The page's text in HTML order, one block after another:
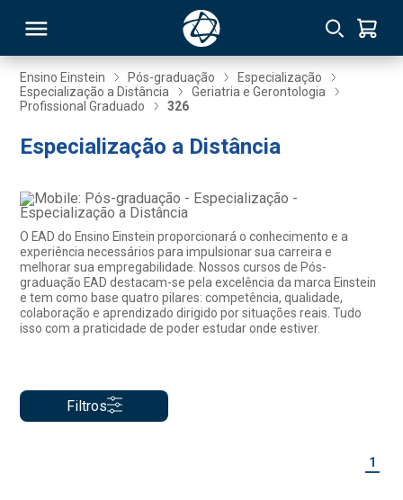
Ensino Einstein Pós-graduação
Especialização
Especialização a Distância
Geriatria e Gerontologia
Profissional Graduado
326
Especialização a Distância
O EAD do Ensino Einstein proporcionará o conhecimento e a
experiência necessários para impulsionar sua carreira e
melhorar sua empregabilidade. Nossos cursos de Pós-
graduação EAD destacam-se pela excelência da marca Einstein
e tem como base quatro pilares: competência, qualidade,
colaboração e aprendizado dirigido por situações reais. Tudo
isso com a praticidade de poder estudar onde estiver.
Filtros
1